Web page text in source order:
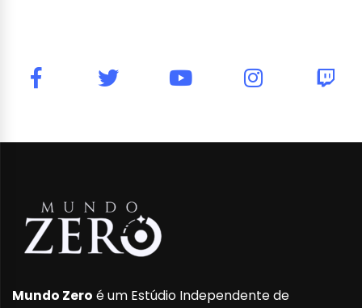
Mundo Zero é um Estúdio Independente de